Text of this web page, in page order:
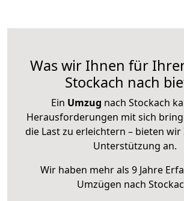
Was wir Ihnen für
Stockach nach
Ein Umzug nach Stockach
Herausforderungen mit sich
die Last zu erleichtern – bieten
Unterstützung an.
Wir haben mehr als 9 Jahre
Umzügen nach